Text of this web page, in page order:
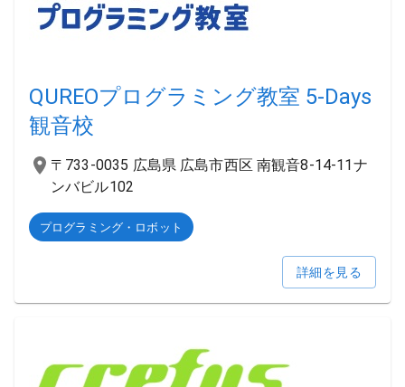
QUREOプログラミング教室 5-Days
観音校
〒733-0035 広島県 広島市西区 南観音8-14-11ナ
ンバビル102
プログラミング・ロボット
詳細を見る